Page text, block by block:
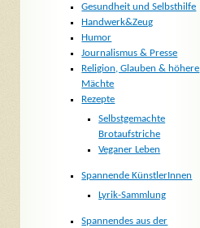
Gesundheit und Selbsthilfe
Handwerk&Zeug
Humor
Journalismus & Presse
Religion, Glauben & höhere
Mächte
Rezepte
Selbstgemachte
Brotaufstriche
Veganer Leben
Spannende KünstlerInnen
Lyrik-Sammlung
Spannendes aus der